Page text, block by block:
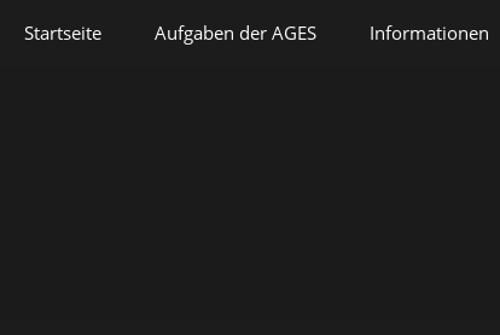
zumStartseite Aufgaben der AGES Informationen